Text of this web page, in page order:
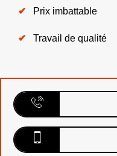
Prix imbattable
Travail de qualité